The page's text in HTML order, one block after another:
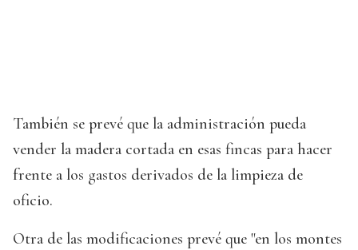
También se prevé que la administración pueda
vender la madera cortada en esas fincas para hacer
frente a los gastos derivados de la limpieza de
oficio.
Otra de las modificaciones prevé que "en los montes